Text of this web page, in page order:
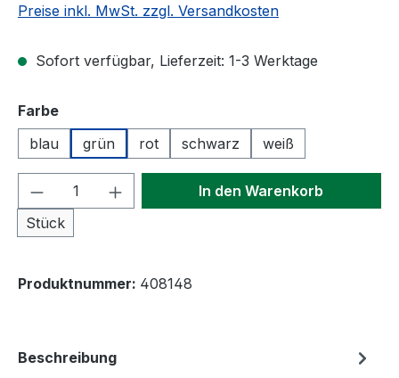
Preise inkl. MwSt. zzgl. Versandkosten
Sofort verfügbar, Lieferzeit: 1-3 Werktage
Farbeauswählen
blau
grün rot schwarz weiß
Produkt Anzahl: Gib den
Stück
In den Warenkorb
Produktnummer: 408148
Beschreibung